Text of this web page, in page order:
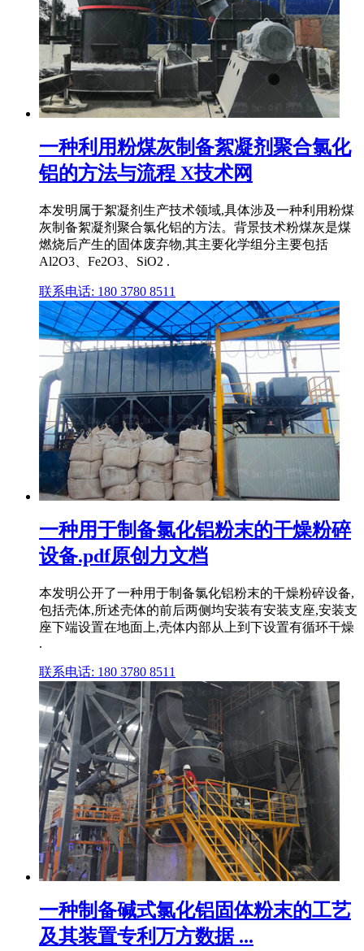
一种利用粉煤灰制备絮凝剂聚合氯化
铝的方法与流程 X技术网
本发明属于絮凝剂生产技术领域,具体涉及一种利用粉煤
灰制备絮凝剂聚合氯化铝的方法。背景技术粉煤灰是煤
燃烧后产生的固体废弃物,其主要化学组分主要包括
Al2O3、Fe2O3、SiO2 .
联系电话: 180 3780 8511
一种用于制备氯化铝粉末的干燥粉碎
设备.pdf原创力文档
本发明公开了一种用于制备氯化铝粉末的干燥粉碎设备,
包括壳体,所述壳体的前后两侧均安装有安装支座,安装支
座下端设置在地面上,壳体内部从上到下设置有循环干燥
.
联系电话: 180 3780 8511
一种制备碱式氯化铝固体粉末的工艺
及其装置专利万方数据 ...